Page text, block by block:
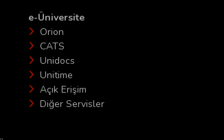
e-Üniversite
Orion
CATS
Unidocs
Unitime
Açık Erişim
Diğer Servisler